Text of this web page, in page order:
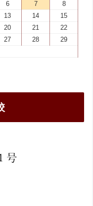
6 7
8
13 14
15
20 21
22
27 28
29